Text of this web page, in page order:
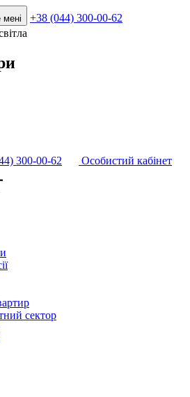
+38 (044) 300-00-62
300-00-62 Особистий кабінет
сектор